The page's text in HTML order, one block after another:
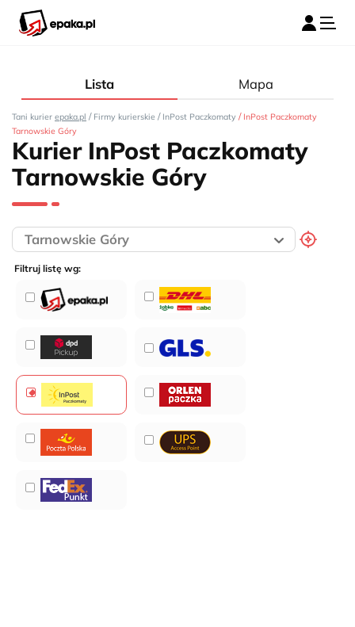
Lista Mapa
Tani kurier epaka.pl / Firmy kurierskie / InPost Paczkomaty / InPost Paczkomaty
Tarnowskie Góry
Kurier InPost Paczkomaty
Tarnowskie Góry
Filtruj listę wg: